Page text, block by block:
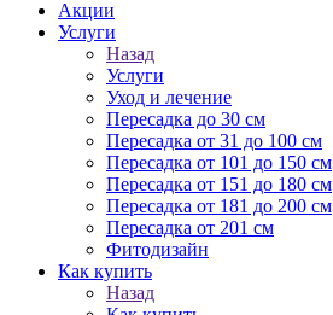
Акции
Услуги
Назад
Услуги
Уход и лечение
Пересадка до 30 см
Пересадка от 31 до 100 см
Пересадка от 101 до 150 см
Пересадка от 151 до 180 см
Пересадка от 181 до 200 см
Пересадка от 201 см
Фитодизайн
Как купить
Назад